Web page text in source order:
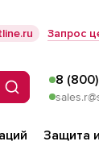
Запрос
Поиск
8
Защита